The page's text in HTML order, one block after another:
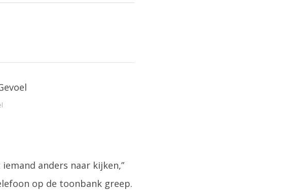
anders naar kijken,”
op de toonbank greep.